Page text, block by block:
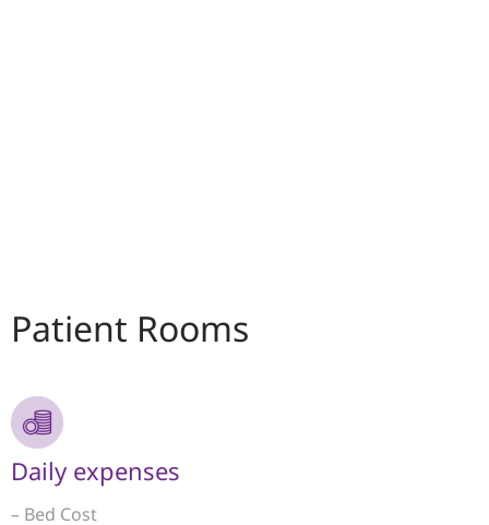
Patient Rooms
Daily expenses
– Bed Cost